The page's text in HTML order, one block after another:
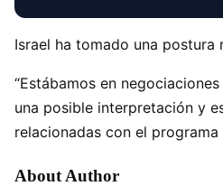
Israel ha tomado una
“Estábamos en
una posible interpretación y
relacionadas con el programa
About Author